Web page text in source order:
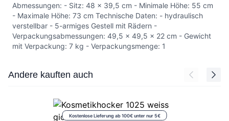
Abmessungen: - Sitz: 48 x 39,5 cm - Minimale Höhe: 55 cm
- Maximale Höhe: 73 cm Technische Daten: - hydraulisch
verstellbar - 5-armiges Gestell mit Rädern -
Verpackungsabmessungen: 49,5 x 49,5 x 22 cm - Gewicht
mit Verpackung: 7 kg - Verpackungsmenge: 1
Press to skip carousel
Andere kauften auch
Kostenlose Lieferung ab 100€ unter nur 5€